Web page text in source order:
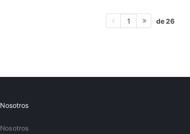
1 de 26
Nosotros
Nosotros